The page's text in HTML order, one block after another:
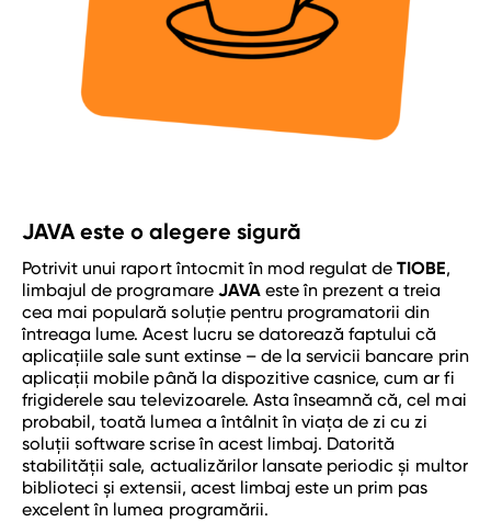
JAVA este o alegere sigură
Potrivit unui raport întocmit în mod regulat deTIOBE,
limbajul de programare JAVAeste în prezent a treia
cea mai populară soluție pentru programatorii din
întreaga lume. Acest lucru se datorează faptului că
aplicațiile sale sunt extinse – de la servicii bancare prin
aplicații mobile până la dispozitive casnice, cum ar fi
frigiderele sau televizoarele. Asta înseamnă că, cel mai
probabil, toată lumea a întâlnit în viața de zi cu zi
soluții software scrise în acest limbaj. Datorită
stabilității sale, actualizărilor lansate periodic și multor
biblioteci și extensii, acest limbaj este un prim pas
excelent în lumea programării.